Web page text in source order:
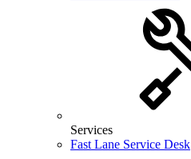
Services
Fast Lane Service Desk